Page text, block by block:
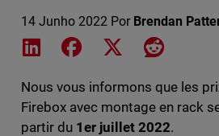
14 Junho 2022 Por Brendan
Share on LinkedIn
Share on Facebook
Share on XShare on
Nous vous informons que les
Firebox avec montage en rack
partir du 1er juillet 2022.